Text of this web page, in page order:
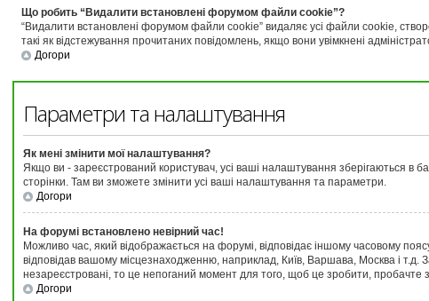
Що робить “Видалити встановлені форумом файли cookie”?
“Видалити встановлені форумом файли cookie” видаляє усі файли cookie,
такі як відстежування прочитаних повідомлень, якщо вони увімкнені
Догори
Параметри та налаштування
Як мені змінити мої налаштування?
Якщо ви - зареєстрований користувач, усі ваші налаштування зберігаються в
сторінки. Там ви зможете змінити усі ваші налаштування та параметри.
Догори
На форумі встановлено невірний час!
Можливо час, який відображається на форумі, відповідає іншому часовому
відповідав вашому місцезнаходженню, наприклад, Київ, Варшава, Москва і
незареєстровані, то це непоганий момент для того, щоб це зробити, пробачте
Догори